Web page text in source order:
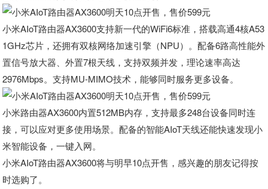
小米AIoT路由器AX3600支持新一代的WiFi6标准，搭载高通4核A53
1GHz芯片，还拥有双核网络加速引擎（NPU）。配备6路高性能外
置信号放大器、外置7根天线，支持双频并发，理论速率高达
2976Mbps。支持MU-MIMO技术，能够同时服务更多设备。
小米路由器AX3600内置512MB内存，支持最多248台设备同时连
接，可以应对更多使用场景。配备的智能AIoT天线还能快速发现小
米智能设备，一键入网。
小米AIoT路由器AX3600将与明早10点开售，感兴趣的朋友记得按
时选购了。